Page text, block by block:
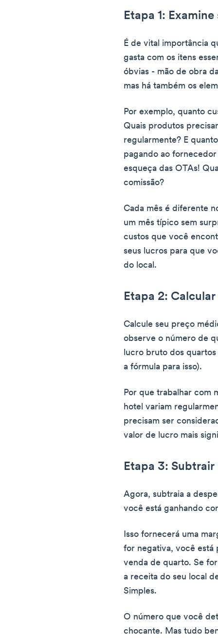
Etapa 1: Examine
É de vital importância
gasta com os itens
óbvias - mão de obra
mas há também os
Por exemplo, quanto
Quais produtos
regularmente? E
pagando ao
esqueça das OTAs!
comissão?
Cada mês é diferente
um mês típico sem
custos que você
seus lucros para que
do local.
Etapa 2:
Calcule seu preço
observe o número de
lucro bruto dos
a fórmula para isso).
Por que trabalhar com
hotel variam
precisam ser
valor de lucro mais
Etapa 3: Subtrair
Agora, subtraia a
você está ganhando
Isso fornecerá uma
for negativa, você está
venda de quarto. Se
a receita do seu local
Simples.
O número que você
chocante. Mas tudo